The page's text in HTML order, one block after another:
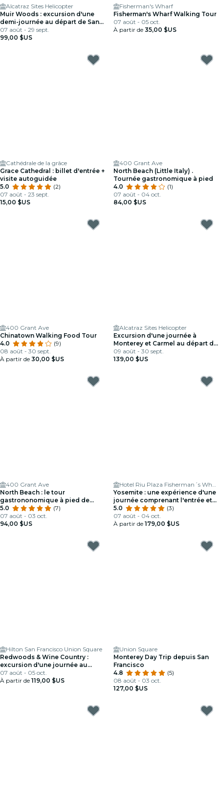
Alcatraz Sites Helicopter
Muir Woods : excursion d'une
demi-journée au départ de San
Francisco
07 août - 29 sept.
99,00 $US
Fisherman's Wharf
Fisherman's Wharf Walking Tour
07 août - 05 oct.
À partir de 35,00 $US
Cathédrale de la grâce
Grace Cathedral : billet d'entrée +
visite autoguidée
5.0
(2)
07 août - 23 sept.
15,00 $US
400 Grant Ave
North Beach (Little Italy) .
Tournée gastronomique à pied
4.0
(1)
07 août - 04 oct.
84,00 $US
400 Grant Ave
Chinatown Walking Food Tour
4.0
(9)
08 août - 30 sept.
À partir de 30,00 $US
Alcatraz Sites Helicopter
Excursion d'une journée à
Monterey et Carmel au départ de
San Francisco
09 août - 30 sept.
139,00 $US
400 Grant Ave
North Beach : le tour
gastrononomique à pied de
Little Italy & Chinatown
5.0
(7)
07 août - 03 oct.
94,00 $US
Hotel Riu Plaza Fisherman´s Wharf
Yosemite : une expérience d'une
journée comprenant l'entrée et
la visite guidée
5.0
(3)
07 août - 04 oct.
À partir de 179,00 $US
Hilton San Francisco Union Square
Redwoods & Wine Country :
excursion d'une journée au
départ de San Francisco
07 août - 05 oct.
À partir de 119,00 $US
Union Square
Monterey Day Trip depuis San
Francisco
4.8
(5)
08 août - 03 oct.
127,00 $US